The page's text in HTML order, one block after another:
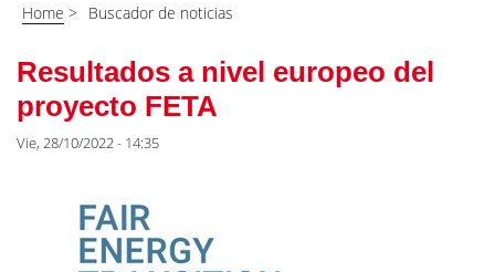
Home > Buscador de noticias
Resultados a nivel europeo del
proyecto FETA
Vie, 28/10/2022 - 14:35